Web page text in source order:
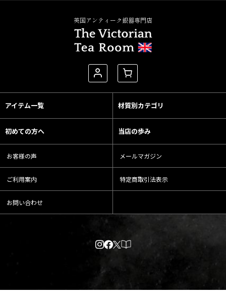
英国アンティーク銀器専門店
アイテム一覧 材質別カテゴリ
初めての方へ 当店の歩み
お客様の声 メールマガジン
ご利用案内 特定商取引法表示
お問い合わせ